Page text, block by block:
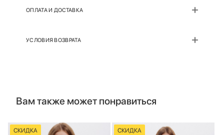
ОПЛАТА И ДОСТАВКА
УСЛОВИЯ ВОЗВРАТА
Вам также может понравиться
СКИДКА СКИДКА